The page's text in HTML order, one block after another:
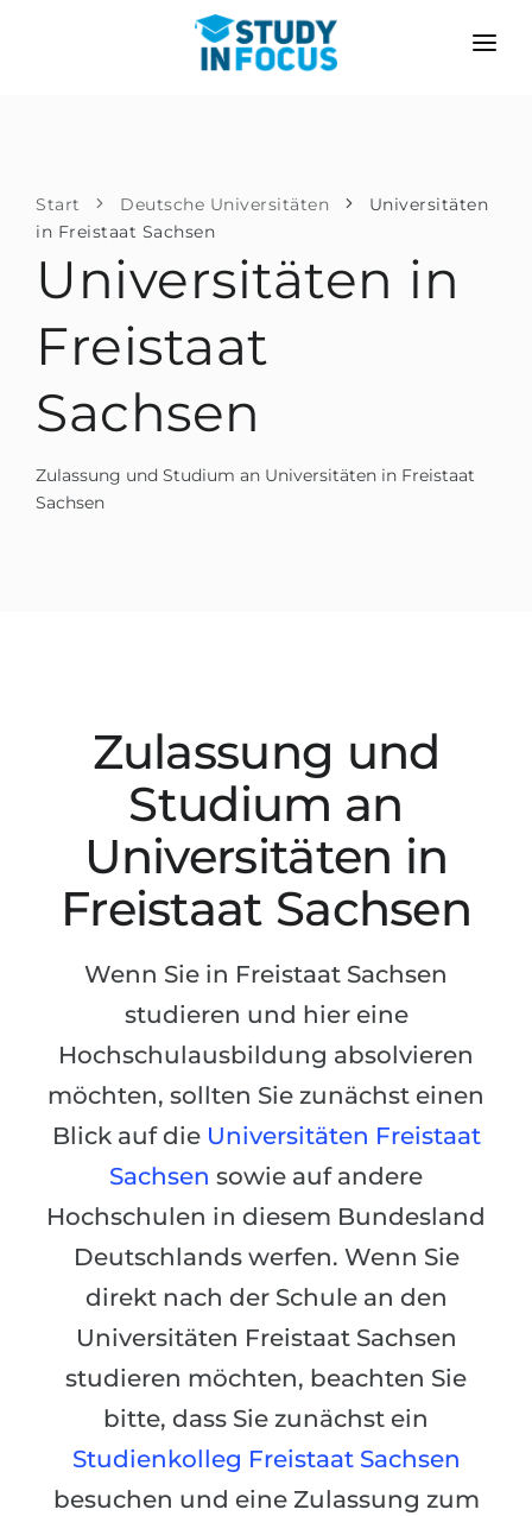
Bachelor & Master
Vorkurse an der Hochschule
Sprachschulen
Sprachkurse
Online-Sprachunterricht
Studienvorbereitung
Vorbereitung aufs Studienkolleg
Spezialkurse
Mathematik
GEOGRAFIE
Bundesländer
Studienfächer
Beispiel-Stellenangebote
Holland-Test
Interessenkarte-Test
RIASEC-Test
Erfolgzu
SZENARIEN
Nach der Schule bewerben
Hochschulwechsel
Master in Deutschland
Zweitstudium
Für Eltern
BEWERBEN FÜR …
11-jähriger Schule
12-jähriger Schule (NIS)
IB Diploma
1. Studienjahr
2.–3. Studienjahr
Bachelorabschluss
Masterabschluss
BEWERBEN FÜR FACHRICHTUNG …
Anderes Fach
BEWERBEN AUS …
Russland
Ukraine
Kasachstan
METHODIK
Start Deutsche Universitäten
Universitäten
in Freistaat Sachsen
Universitäten in
Freistaat
Sachsen
Zulassung und Studium an Universitäten in Freistaat
Sachsen
Zulassung und
Studium an
Universitäten in
Freistaat Sachsen
Wenn Sie in Freistaat Sachsen
studieren und hier eine
Hochschulausbildung absolvieren
möchten, sollten Sie zunächst einen
Blick auf die Universitäten Freistaat
Sachsen sowie auf andere
Hochschulen in diesem Bundesland
Deutschlands werfen. Wenn Sie
direkt nach der Schule an den
Universitäten Freistaat Sachsen
studieren möchten, beachten Sie
bitte, dass Sie zunächst ein
Studienkolleg Freistaat Sachsen
besuchen und eine Zulassung zum